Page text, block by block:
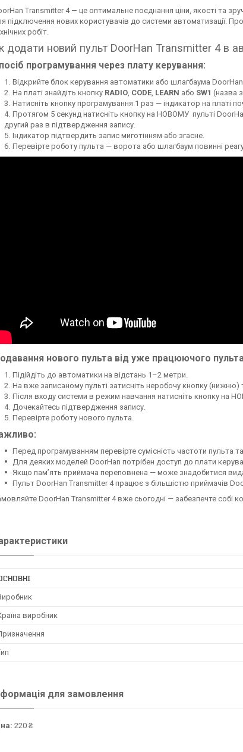
Transmitter 4 — це оптимальне поєднання ціни, якості та
підключення нових користувачів до системи автоматизації.
робіт.
додати новий пульт DoorHan Transmitter 4 в
програмування через плату керування:
Відкрийте блок керування автоматики або шлагбаума
На платі знайдіть кнопку RADIO, CODE, LEARN або SW1 (назва
Натисніть кнопку програмування 1 раз — індикатор на платі
Протягом 5 секунд натисніть кнопку на НОВОМУ пульті
другий раз в підтвердження запису.
Індикатор підтвердить запис миготінням або згасне.
Перевірте роботу пульта — ворота або шлагбаум повинні
нового пульта від уже працюючого
Підійдіть до автоматики на відстань 1–2 метри.
На вже записаному пульті затисніть неробочу кнопку
Після входу системи в режим навчання натисніть кнопку на
Дочекайтесь підтвердження запису.
Перевірте роботу нового пульта.
Перед програмуванням перевірте сумісність частоти пульта
Для деяких моделей DoorHan потрібен доступ до плати
Якщо пам’ять приймача переповнена — може знадобитися
Пульт DoorHan Transmitter 4 працює з більшістю приймачів
DoorHan Transmitter 4 вже сьогодні — забезпечте
виробник
для замовлення
220 ₴